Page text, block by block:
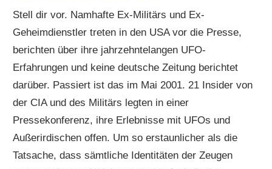
Stell dir vor. Namhafte Ex-Militärs und Ex-
Geheimdienstler treten in den USA vor die Presse,
berichten über ihre jahrzehntelangen UFO-
Erfahrungen und keine deutsche Zeitung berichtet
darüber. Passiert ist das im Mai 2001. 21 Insider von
der CIA und des Militärs legten in einer
Pressekonferenz, ihre Erlebnisse mit UFOs und
Außerirdischen offen. Um so erstaunlicher als die
Tatsache, dass sämtliche Identitäten der Zeugen